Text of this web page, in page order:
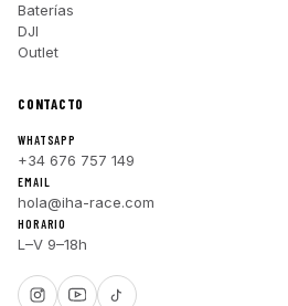
Baterías
DJI
Outlet
CONTACTO
WHATSAPP
+34 676 757 149
EMAIL
hola@iha-race.com
HORARIO
L–V 9–18h